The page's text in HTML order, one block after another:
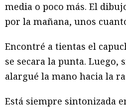
media o poco más. El
por la mañana, unos
Encontré a tientas el
se secara la punta.
alargué la mano hacia la
Está siempre sintonizada